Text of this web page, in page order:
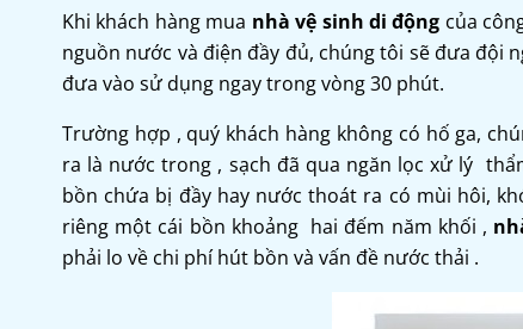
Khi khách hàng mua nhà vệ sinh di động của
nguồn nước và điện đầy đủ, chúng tôi sẽ đưa đội
đưa vào sử dụng ngay trong vòng 30 phút.
Trường hợp , quý khách hàng không có hố ga,
ra là nước trong , sạch đã qua ngăn lọc xử lý
bồn chứa bị đầy hay nước thoát ra có mùi hôi,
riêng một cái bồn khoảng hai đếm năm khối ,
phải lo về chi phí hút bồn và vấn đề nước thải .